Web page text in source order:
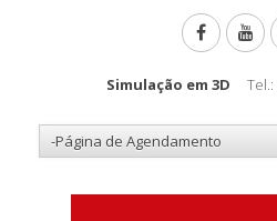
Simulação em 3D Tel.: